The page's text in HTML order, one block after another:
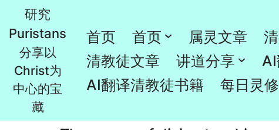
跳
至
正
文
研究
Puristans
分享以
Christ为
中心的宝
藏
首页 首页 属灵文章
清教徒文章
讲道分享
AI翻译清教徒书籍
每日灵修
The power of divine teaching.神圣
由 Rao 2024年10月28日 清教徒书籍